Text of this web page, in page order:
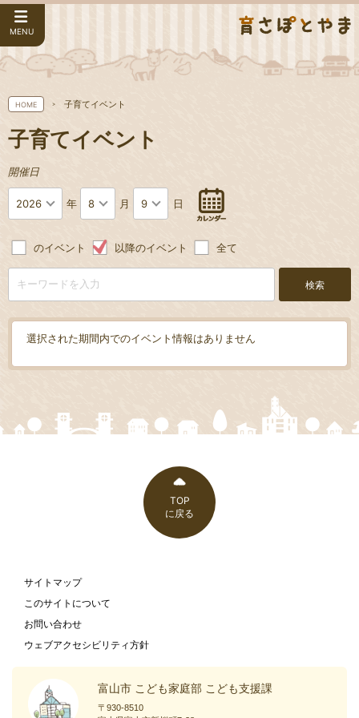
MENU
HOME 子育てイベント
子育てイベント
開催日
2026 年 8 月 9 日
のイベント 以降のイベント 全て
検索
選択された期間内でのイベント情報はありません
TOP
に戻る
サイトマップ
このサイトについて
お問い合わせ
ウェブアクセシビリティ方針
富山市 こども家庭部 こども支援課
〒930-8510